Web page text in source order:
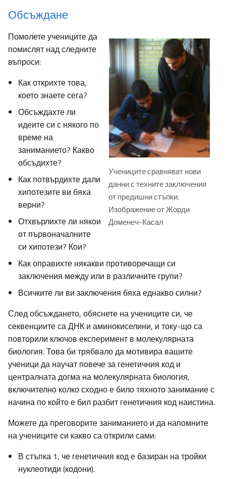
Обсъждане
Учениците сравняват нови
данни с техните заключения
от предишни стъпки.
Изображение от Жорди
Доменеч-Касал
Помолете учениците да
помислят над следните
въпроси:
Как открихте това,
което знаете сега?
Обсъждахте ли
идеите си с някого по
време на
заниманието? Какво
обсъдихте?
Как потвърдихте дали
хипотезите ви бяха
верни?
Отхвърлихте ли някои
от първоначалните
си хипотези? Кои?
Как оправихте някакви противоречащи си
заключения между или в различните групи?
Всичките ли ви заключения бяха еднакво силни?
След обсъждането, обяснете на учениците си, че
секвенциите са ДНК и аминокиселини, и току-що са
повторили ключов експеримент в молекулярната
биология. Това би трябвало да мотивира вашите
ученици да научат повече за генетичния код и
централната догма на молекулярната биология,
включително колко сходно е било тяхното занимание с
начина по който е бил разбит генетичния код наистина.
Можете да преговорите заниманието и да напомните
на учениците си какво са открили сами:
В стъпка 1, че генетичния код е базиран на тройки
нуклеотиди (кодони).